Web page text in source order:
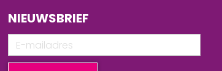
NIEUWSBRIEF